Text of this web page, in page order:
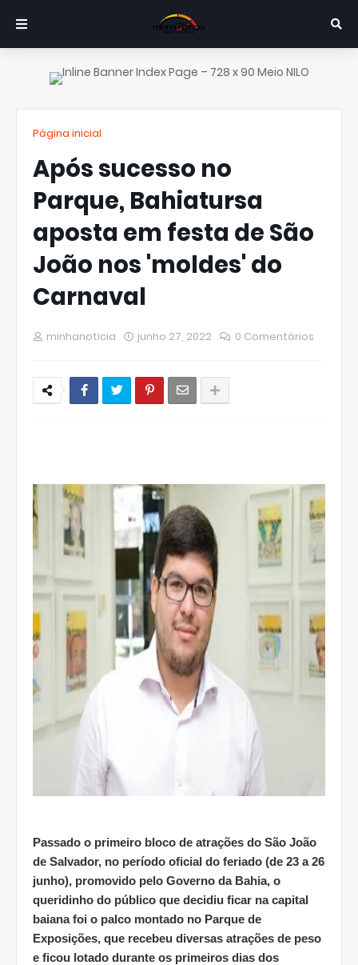
Página inicial
Após sucesso no
Parque, Bahiatursa
aposta em festa de São
João nos 'moldes' do
Carnaval
minhanoticia junho 27, 2022 0 Comentários
Passado o primeiro bloco de atrações do São João
de Salvador, no período oficial do feriado (de 23 a 26
junho), promovido pelo Governo da Bahia, o
queridinho do público que decidiu ficar na capital
baiana foi o palco montado no Parque de
Exposições, que recebeu diversas atrações de peso
e ficou lotado durante os primeiros dias dos